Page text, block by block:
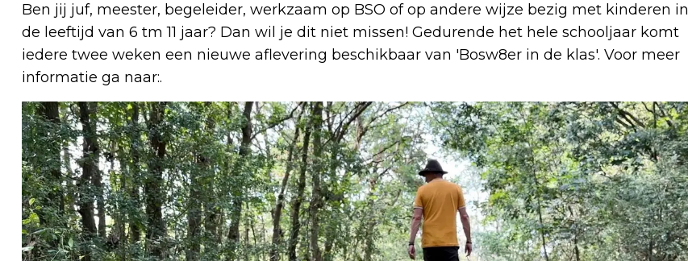
Ben jij juf, meester, begeleider, werkzaam op BSO of op andere wijze bezig met kinderen in
de leeftijd van 6 tm 11 jaar? Dan wil je dit niet missen! Gedurende het hele schooljaar komt
iedere twee weken een nieuwe aflevering beschikbaar van 'Bosw8er in de klas'. Voor meer
informatie ga naar:.